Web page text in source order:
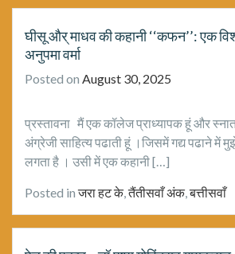
घीसू और् माधव की कहानी ‘‘कफन’’: एक
अनुपमा वर्मा
Posted on August 30, 2025
प्रस्तावना मैं एक कॉलेज प्राध्यापक हूं और
अंग्रेजी साहित्य पढाती हूं ।जिसमें गद्य पढाने में
लगता है । उसी में एक कहानी […]
Posted inजरा हट के,तैंतीसवाँ अंक,बत्तीसवाँ